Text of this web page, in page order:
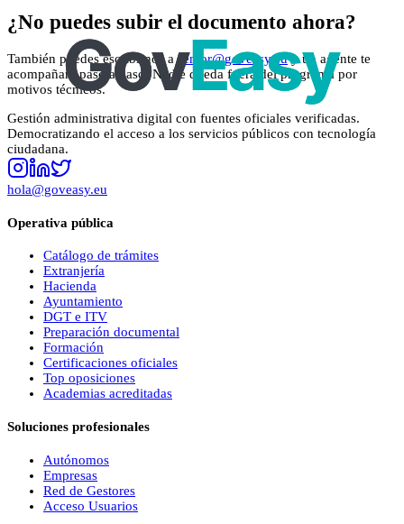
¿No puedes subir el documento ahora?
También puedes escribirnos a senior@goveasy.eu y un agente te
acompañará paso a paso. Nadie queda fuera del programa por
motivos técnicos.
Gestión administrativa digital con fuentes oficiales verificadas.
Democratizando el acceso a los servicios públicos con tecnología
ciudadana.
hola@goveasy.eu
Operativa pública
Catálogo de trámites
Extranjería
Hacienda
Ayuntamiento
DGT e ITV
Preparación documental
Formación
Certificaciones oficiales
Top oposiciones
Academias acreditadas
Soluciones profesionales
Autónomos
Empresas
Red de Gestores
Acceso Usuarios